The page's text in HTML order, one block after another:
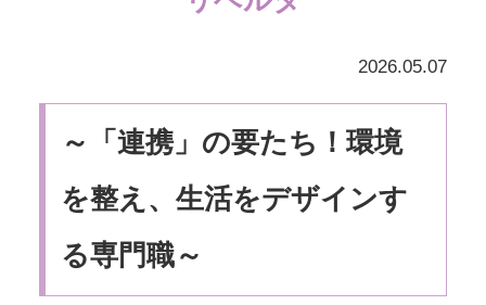
2026.05.07
～「連携」の要たち！環境
を整え、生活をデザインす
る専門職～